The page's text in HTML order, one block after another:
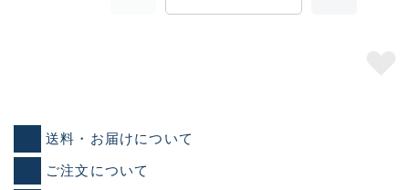
送料・お届けについて
ご注文について